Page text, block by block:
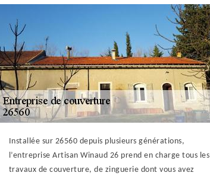
Installée sur 26560 depuis plusieurs générations,
l’entreprise Artisan Winaud 26 prend en charge tous les
travaux de couverture, de zinguerie dont vous avez